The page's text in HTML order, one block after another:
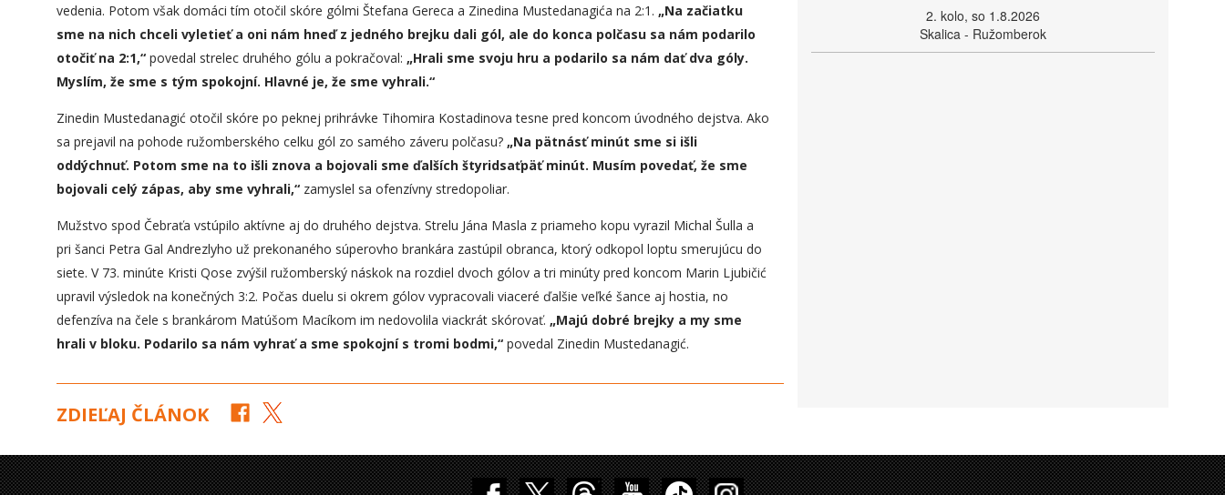
vedenia. Potom však domáci tím otočil skóre gólmi Štefana Gereca a Zinedina Mustedanagića na 2:1. „Na začiatku
sme na nich chceli vyletieť a oni nám hneď z jedného brejku dali gól, ale do konca polčasu sa nám podarilo
otočiť na 2:1,“ povedal strelec druhého gólu a pokračoval: „Hrali sme svoju hru a podarilo sa nám dať dva góly.
Myslím, že sme s tým spokojní. Hlavné je, že sme vyhrali.“
Zinedin Mustedanagić otočil skóre po peknej prihrávke Tihomira Kostadinova tesne pred koncom úvodného dejstva. Ako
sa prejavil na pohode ružomberského celku gól zo samého záveru polčasu? „Na pätnásť minút sme si išli
oddýchnuť. Potom sme na to išli znova a bojovali sme ďalších štyridsaťpäť minút. Musím povedať, že sme
bojovali celý zápas, aby sme vyhrali,“ zamyslel sa ofenzívny stredopoliar.
Mužstvo spod Čebraťa vstúpilo aktívne aj do druhého dejstva. Strelu Jána Masla z priameho kopu vyrazil Michal Šulla a
pri šanci Petra Gal Andrezlyho už prekonaného súperovho brankára zastúpil obranca, ktorý odkopol loptu smerujúcu do
siete. V 73. minúte Kristi Qose zvýšil ružomberský náskok na rozdiel dvoch gólov a tri minúty pred koncom Marin Ljubičić
upravil výsledok na konečných 3:2. Počas duelu si okrem gólov vypracovali viaceré ďalšie veľké šance aj hostia, no
defenzíva na čele s brankárom Matúšom Macíkom im nedovolila viackrát skórovať. „Majú dobré brejky a my sme
hrali v bloku. Podarilo sa nám vyhrať a sme spokojní s tromi bodmi,“ povedal Zinedin Mustedanagić.
ZDIEĽAJ ČLÁNOK
2. kolo, so 1.8.2026
Skalica - Ružomberok